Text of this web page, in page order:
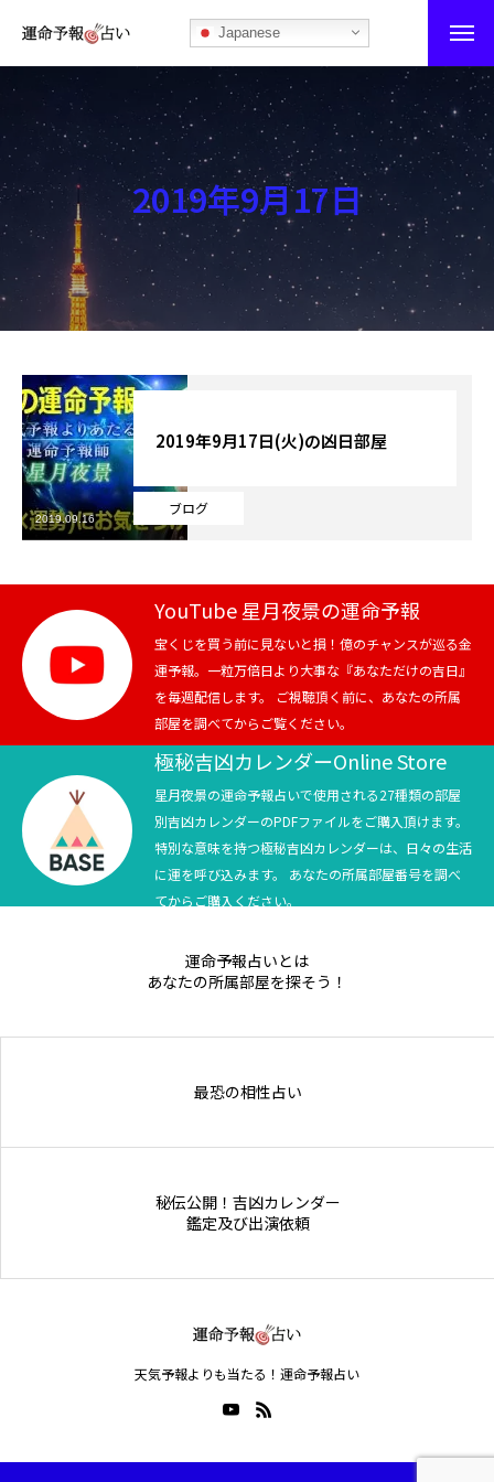
Japanese
運命予報占い
運命予報占いとは
あなたの所属部屋を探そう！
最恐の相性占い
秘伝公開！吉凶カレンダー
記事カテゴリー
ブログ
お知らせ
芸能界
テニス
スポーツ
競馬
テニス四大大会・五輪
テニス四大大会・五輪
2019年9月17日
ブログ
2019年9月17日(火)の凶日部屋
2019.09.16
YouTube 星月夜景の運命予報
宝くじを買う前に見ないと損！億のチャンスが巡る金
運予報。一粒万倍日より大事な『あなただけの吉日』
を毎週配信します。 ご視聴頂く前に、あなたの所属
部屋を調べてからご覧ください。
極秘吉凶カレンダーOnline Store
星月夜景の運命予報占いで使用される27種類の部屋
別吉凶カレンダーのPDFファイルをご購入頂けます。
特別な意味を持つ極秘吉凶カレンダーは、日々の生活
に運を呼び込みます。 あなたの所属部屋番号を調べ
てからご購入ください。
運命予報占いとは
あなたの所属部屋を探そう！
最恐の相性占い
秘伝公開！吉凶カレンダー
鑑定及び出演依頼
天気予報よりも当たる！運命予報占い